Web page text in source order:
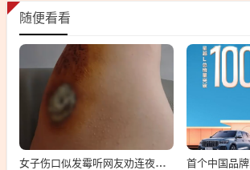
随便看看
女子伤口似发霉听网友劝连夜就医 属凝血过程中正常现象